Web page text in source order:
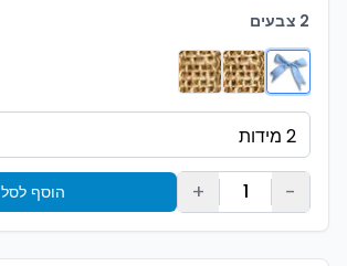
2 צבעים
-
1
+ הוסף לסל